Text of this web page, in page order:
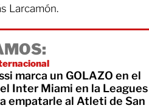
Larcamón.
marca un GOLAZO en el
Inter Miami en la Leagues
empatarle al Atleti de San